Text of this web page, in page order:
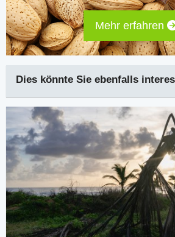
Mehr erfahren
Dies könnte Sie ebenfalls